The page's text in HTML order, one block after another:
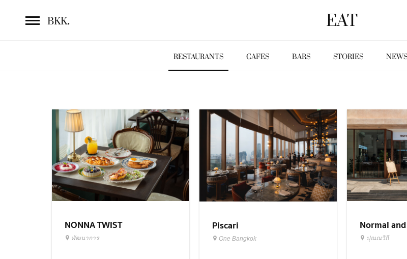
BKK. EAT
RESTAURANTS CAFES BARS STORIES NEWS
NONNA TWIST
พัฒนาการ
Piscari
One Bangkok
Normal
ปุณณวิถี